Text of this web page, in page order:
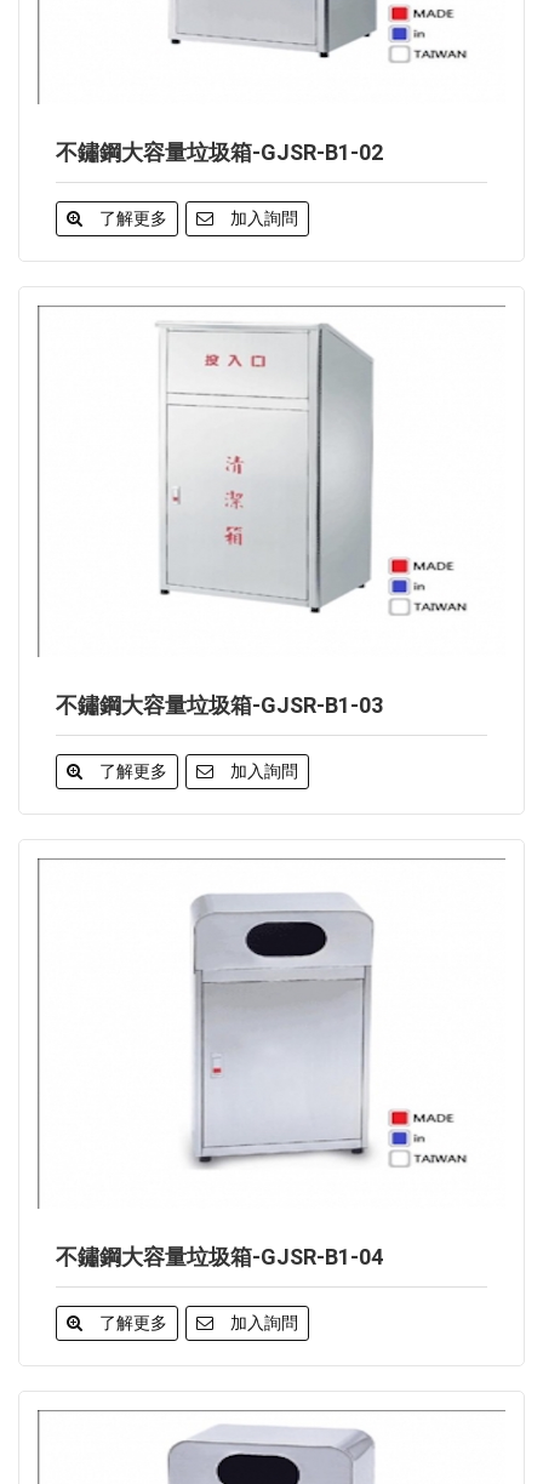
不鏽鋼大容量垃圾箱-GJSR-B1-02
了解更多 加入詢問
不鏽鋼大容量垃圾箱-GJSR-B1-03
了解更多 加入詢問
不鏽鋼大容量垃圾箱-GJSR-B1-04
了解更多 加入詢問